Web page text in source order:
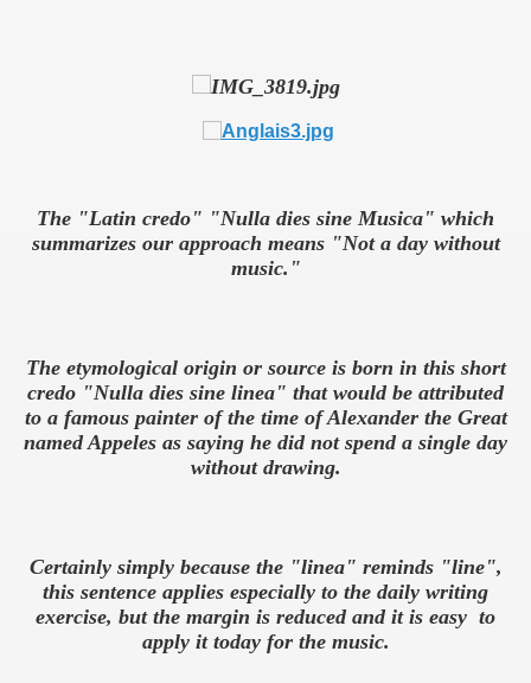
The "Latin credo" "Nulla dies sine Musica" which
summarizes ourapproach means "Not a day without
music."
The etymological origin or source is born in this short
credo "Nulla dies sine linea" that would be attributed
to a famous painter of the time of Alexander the Great
namedAppeles as saying he did not spend a single day
without drawing.
Certainly simply because the "linea" reminds "line",
this sentence applies especially to the daily writing
exercise, but the margin is reduced and it is easy to
applyit today for the music.